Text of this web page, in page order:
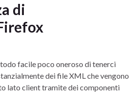
di
facile poco oneroso di tenerci
dei file XML che vengono
lato client tramite dei componenti